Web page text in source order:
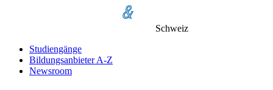
Schweiz
Studiengänge
Bildungsanbieter A-Z
Newsroom